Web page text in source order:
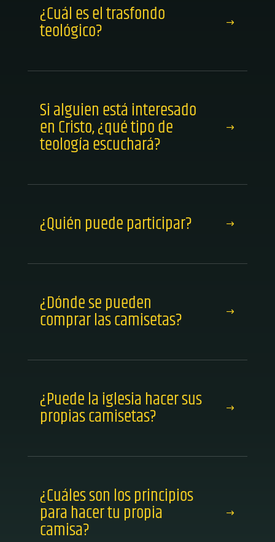
¿Cuál es el trasfondo
teológico?
Si alguien está interesado
en Cristo, ¿qué tipo de
teología escuchará?
¿Quién puede participar?
¿Dónde se pueden
comprar las camisetas?
¿Puede la iglesia hacer sus
propias camisetas?
¿Cuáles son los principios
para hacer tu propia
camisa?